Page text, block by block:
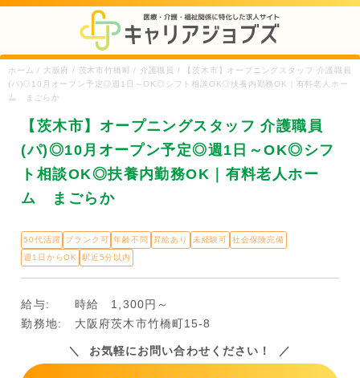
ホーム / 大阪府 / 茨木市竹橋町 / 介護職員 / 【茨木市】オープニングスタッフ 介護職員
(パ)◎10月オープン予定◎週1日～OK◎シフト相談OK◎扶養内勤務OK｜有料老人ホー
ム まごらか
【茨木市】オープニングスタッフ 介護職員
(パ)◎10月オープン予定◎週1日～OK◎シフ
ト相談OK◎扶養内勤務OK｜有料老人ホー
ム まごらか
50代活躍 ブランク可 年齢不問 昇給あり 未経験可
社会保険完備
週1日からOK
駅近5分以内
給与:
時給 1,300円～
勤務地:
大阪府茨木市竹橋町15-8
お気軽にお問い合わせください！